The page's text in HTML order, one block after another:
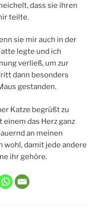
dass sie ihren
teilte.
sie mir auch in der
legte und ich
verließ, um zur
dann besonders
gestanden.
Katze begrüßt zu
das Herz ganz
an meinen
wohl, damit jede andere
ihr gehöre.